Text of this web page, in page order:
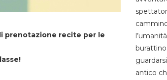
prenotazione recite per le
antico